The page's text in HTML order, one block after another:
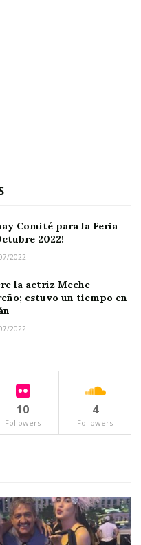
que los
aportar unacuota
y200 pesos
Comité para la Feria
2022!
2022
la actriz Meche
estuvo un tiempo en
2022
10
Followers
4
Followers